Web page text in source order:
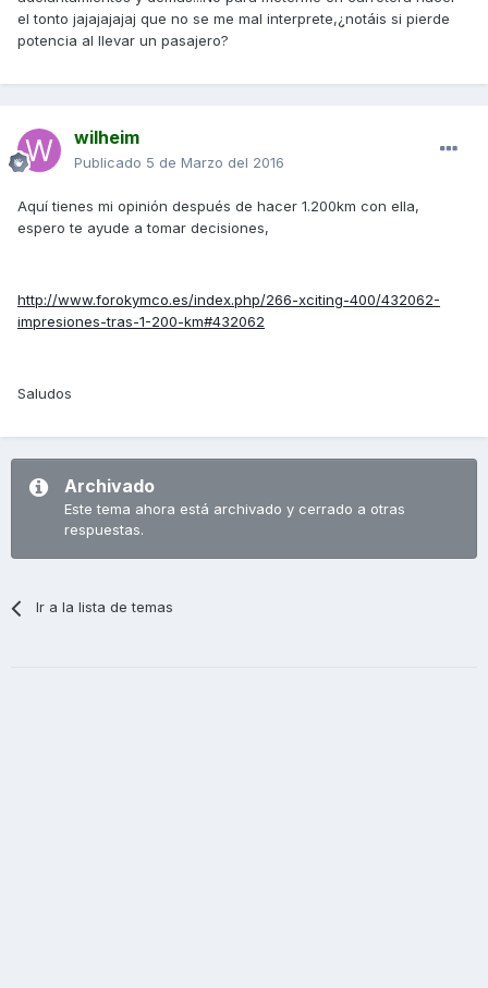
el tonto jajajajajaj que no se me mal interprete,¿notáis si pierde
potencia al llevar un pasajero?
wilheim
Publicado 5 de Marzo del 2016
Aquí tienes mi opinión después de hacer 1.200km con ella,
espero te ayude a tomar decisiones,
http://www.forokymco.es/index.php/266-xciting-400/432062-
impresiones-tras-1-200-km#432062
Saludos
Archivado
Este tema ahora está archivado y cerrado a otras
respuestas.
Ir a la lista de temas